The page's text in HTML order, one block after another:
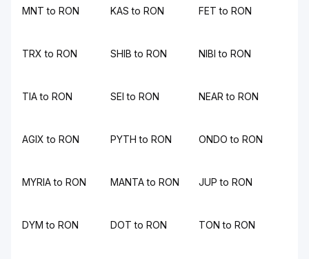
MNT to RON KAS to RON FET to RON
TRX to RON SHIB to RON NIBI to RON
TIA to RON SEI to RON NEAR to RON
AGIX to RON PYTH to RON ONDO to RON
MYRIA to RON MANTA to RON JUP to RON
DYM to RON DOT to RON TON to RON